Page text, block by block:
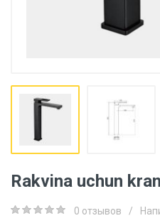
Rakvina uchun
0 отзывов /